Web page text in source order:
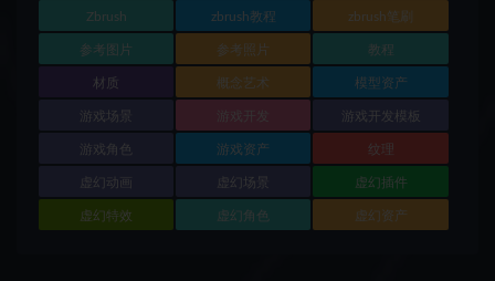
Zbrush zbrush教程 zbrush笔刷
参考图片 参考照片 教程
材质 概念艺术 模型资产
游戏场景 游戏开发 游戏开发模板
游戏角色 游戏资产 纹理
虚幻动画 虚幻场景 虚幻插件
虚幻特效 虚幻角色 虚幻资产